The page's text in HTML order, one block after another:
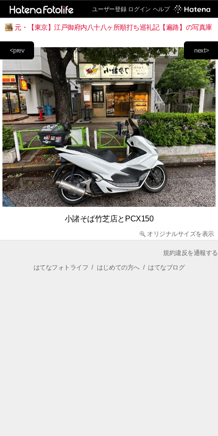
ユーザー登録 ログイン ヘルプ
元・【東京】江戸御府内八十八ヶ所順打ち巡礼記【遍路】の写真庫
next>
<prev
小諸そば竹芝店とPCX150
オリジナルサイズを表示
規約違反を通報する
はてなフォトライフ / はじめての方へ/ はてなブログ